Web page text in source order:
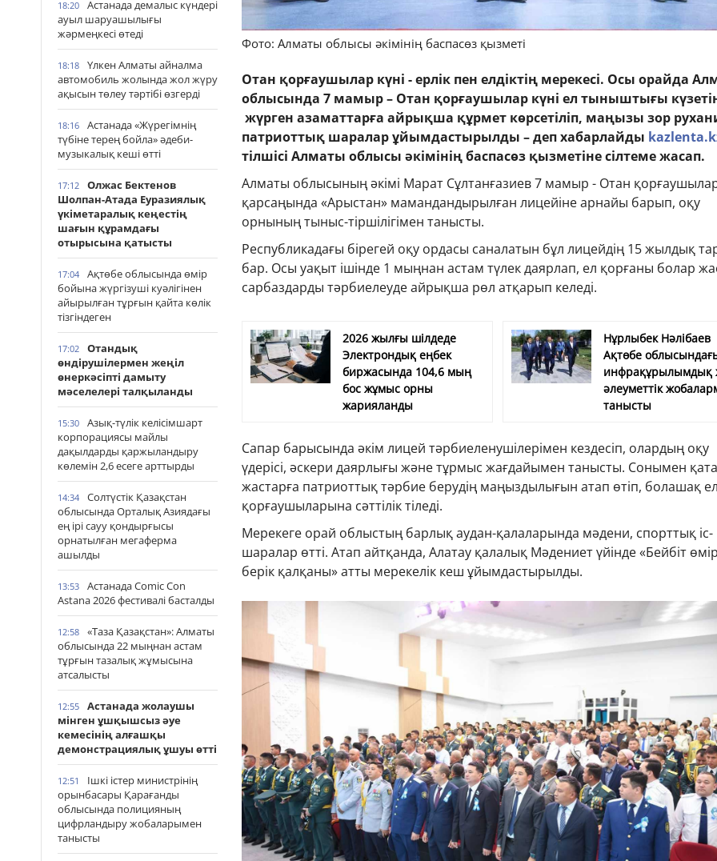
18:20
Астанада демалыс күндері
ауыл шаруашылығы
жәрмеңкесі өтеді
18:18
Үлкен Алматы айналма
автомобиль жолында жол жүру
ақысын төлеу тәртібі өзгерді
18:16
Астанада «Жүрегімнің
түбіне терең бойла» әдеби-
музыкалық кеші өтті
17:12
Олжас Бектенов
Шолпан-Атада Еуразиялық
үкіметаралық кеңестің
шағын құрамдағы
отырысына қатысты
17:04
Ақтөбе облысында өмір
бойына жүргізуші куәлігінен
айырылған тұрғын қайта көлік
тізгіндеген
17:02
Отандық
өндірушілермен жеңіл
өнеркәсіпті дамыту
мәселелері талқыланды
15:30
Азық-түлік келісімшарт
корпорациясы майлы
дақылдарды қаржыландыру
көлемін 2,6 есеге арттырды
14:34
Солтүстік Қазақстан
облысында Орталық Азиядағы
ең ірі сауу қондырғысы
орнатылған мегаферма
ашылды
13:53
Астанада Comic Con
Astana 2026 фестивалі басталды
12:58
«Таза Қазақстан»: Алматы
облысында 22 мыңнан астам
тұрғын тазалық жұмысына
атсалысты
12:55
Астанада жолаушы
мінген ұшқышсыз әуе
кемесінің алғашқы
демонстрациялық ұшуы өтті
12:51
Ішкі істер министрінің
орынбасары Қарағанды
облысында полицияның
цифрландыру жобаларымен
танысты
Фото: Алматы облысы әкімінің баспасөз қызметі
Отан қорғаушылар күні - ерлік пен елдіктің мерекесі. Осы орайда
облысында 7 мамыр – Отан қорғаушылар күні ел тыныштығы
жүрген азаматтарға айрықша құрмет көрсетіліп, маңызы зор
патриоттық шаралар ұйымдастырылды – деп хабарлайды
тілшісі Алматы облысы әкімінің баспасөз қызметіне сілтеме жасап.
Алматы облысының әкімі Марат Сұлтанғазиев 7 мамыр - Отан қорғаушылар
қарсаңында «Арыстан» мамандандырылған лицейіне арнайы барып, оқу
орнының тыныс-тіршілігімен танысты.
Республикадағы бірегей оқу ордасы саналатын бұл лицейдің 15 жылдық
бар. Осы уақыт ішінде 1 мыңнан астам түлек даярлап, ел қорғаны болар
сарбаздарды тәрбиелеуде айрықша рөл атқарып келеді.
2026 жылғы шілдеде
Электрондық еңбек
биржасында 104,6 мың
бос жұмыс орны
жарияланды
Нұрлыбек Нәлібаев
Ақтөбе
инфрақұрылымдық
әлеуметтік
танысты
Сапар барысында әкім лицей тәрбиеленушілерімен кездесіп, олардың оқу
үдерісі, әскери даярлығы және тұрмыс жағдайымен танысты. Сонымен
жастарға патриоттық тәрбие берудің маңыздылығын атап өтіп, болашақ
қорғаушыларына сәттілік тіледі.
Мерекеге орай облыстың барлық аудан-қалаларында мәдени, спорттық іс-
шаралар өтті. Атап айтқанда, Алатау қалалық Мәдениет үйінде «Бейбіт
берік қалқаны» атты мерекелік кеш ұйымдастырылды.